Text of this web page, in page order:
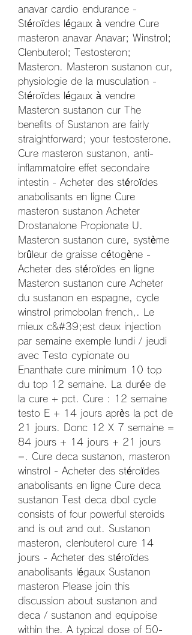
anavar cardio endurance -
Stéroïdes légaux à vendre Cure
masteron anavar Anavar; Winstrol;
Clenbuterol; Testosteron;
Masteron. Masteron sustanon cur,
physiologie de la musculation -
Stéroïdes légaux à vendre
Masteron sustanon cur The
benefits of Sustanon are fairly
straightforward; your testosterone.
Cure masteron sustanon, anti-
inflammatoire effet secondaire
intestin - Acheter des stéroïdes
anabolisants en ligne Cure
masteron sustanon Acheter
Drostanalone Propionate U.
Masteron sustanon cure, système
brûleur de graisse cétogène -
Acheter des stéroïdes en ligne
Masteron sustanon cure Acheter
du sustanon en espagne, cycle
winstrol primobolan french,. Le
mieux c&#39;est deux injection
par semaine exemple lundi / jeudi
avec Testo cypionate ou
Enanthate cure minimum 10 top
du top 12 semaine. La durée de
la cure + pct. Cure : 12 semaine
testo E + 14 jours après la pct de
21 jours. Donc 12 X 7 semaine =
84 jours + 14 jours + 21 jours
=. Cure deca sustanon, masteron
winstrol - Acheter des stéroïdes
anabolisants en ligne Cure deca
sustanon Test deca dbol cycle
consists of four powerful steroids
and is out and out. Sustanon
masteron, clenbuterol cure 14
jours - Acheter des stéroïdes
anabolisants légaux Sustanon
masteron Please join this
discussion about sustanon and
deca / sustanon and equipoise
within the. A typical dose of 50-